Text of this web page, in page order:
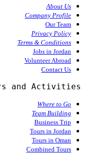
About Us
Company Profile
Our Team
Privacy Policy
Terms & Conditions
Jobs in Jordan
Volunteer Abroad
Contact Us
Where to Go
Team Building
Business Trip
Tours in Jordan
Tours in Oman
Combined Tours